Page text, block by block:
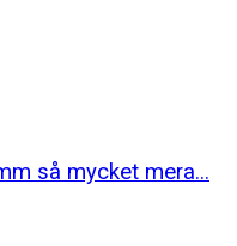
så mycket mera...